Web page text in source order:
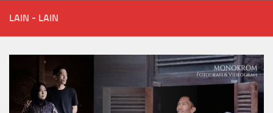
LAIN - LAIN